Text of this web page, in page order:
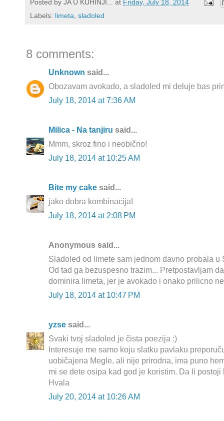
Posted by JA U KUHINJI... at Friday, July 18, 2014
Labels: limeta, sladoled
8 comments:
Unknown said...
Obozavam avokado, a sladoled mi deluje bas
July 18, 2014 at 7:36 AM
Milica - Na tanjiru said...
Mmm, skroz fino i neobično!
July 18, 2014 at 10:25 AM
Bite my cake said...
jako dobra kombinacija!
July 18, 2014 at 2:08 PM
Anonymous said...
Sladoled od limete sam jednom davno probala u
Od tad ga bezuspesno trazim... Pretpostavljam
dominira limeta, jer je avokado i onako prilicno
July 18, 2014 at 10:47 PM
yzse said...
Svaki tvoj sladoled je čista poezija :)
Interesuje me samo koju slatku pavlaku
uobičajena Megle, ali nije prirodna, ima puno
mi se dete osipa kad god je koristim. Da li
Hvala
July 20, 2014 at 10:26 AM